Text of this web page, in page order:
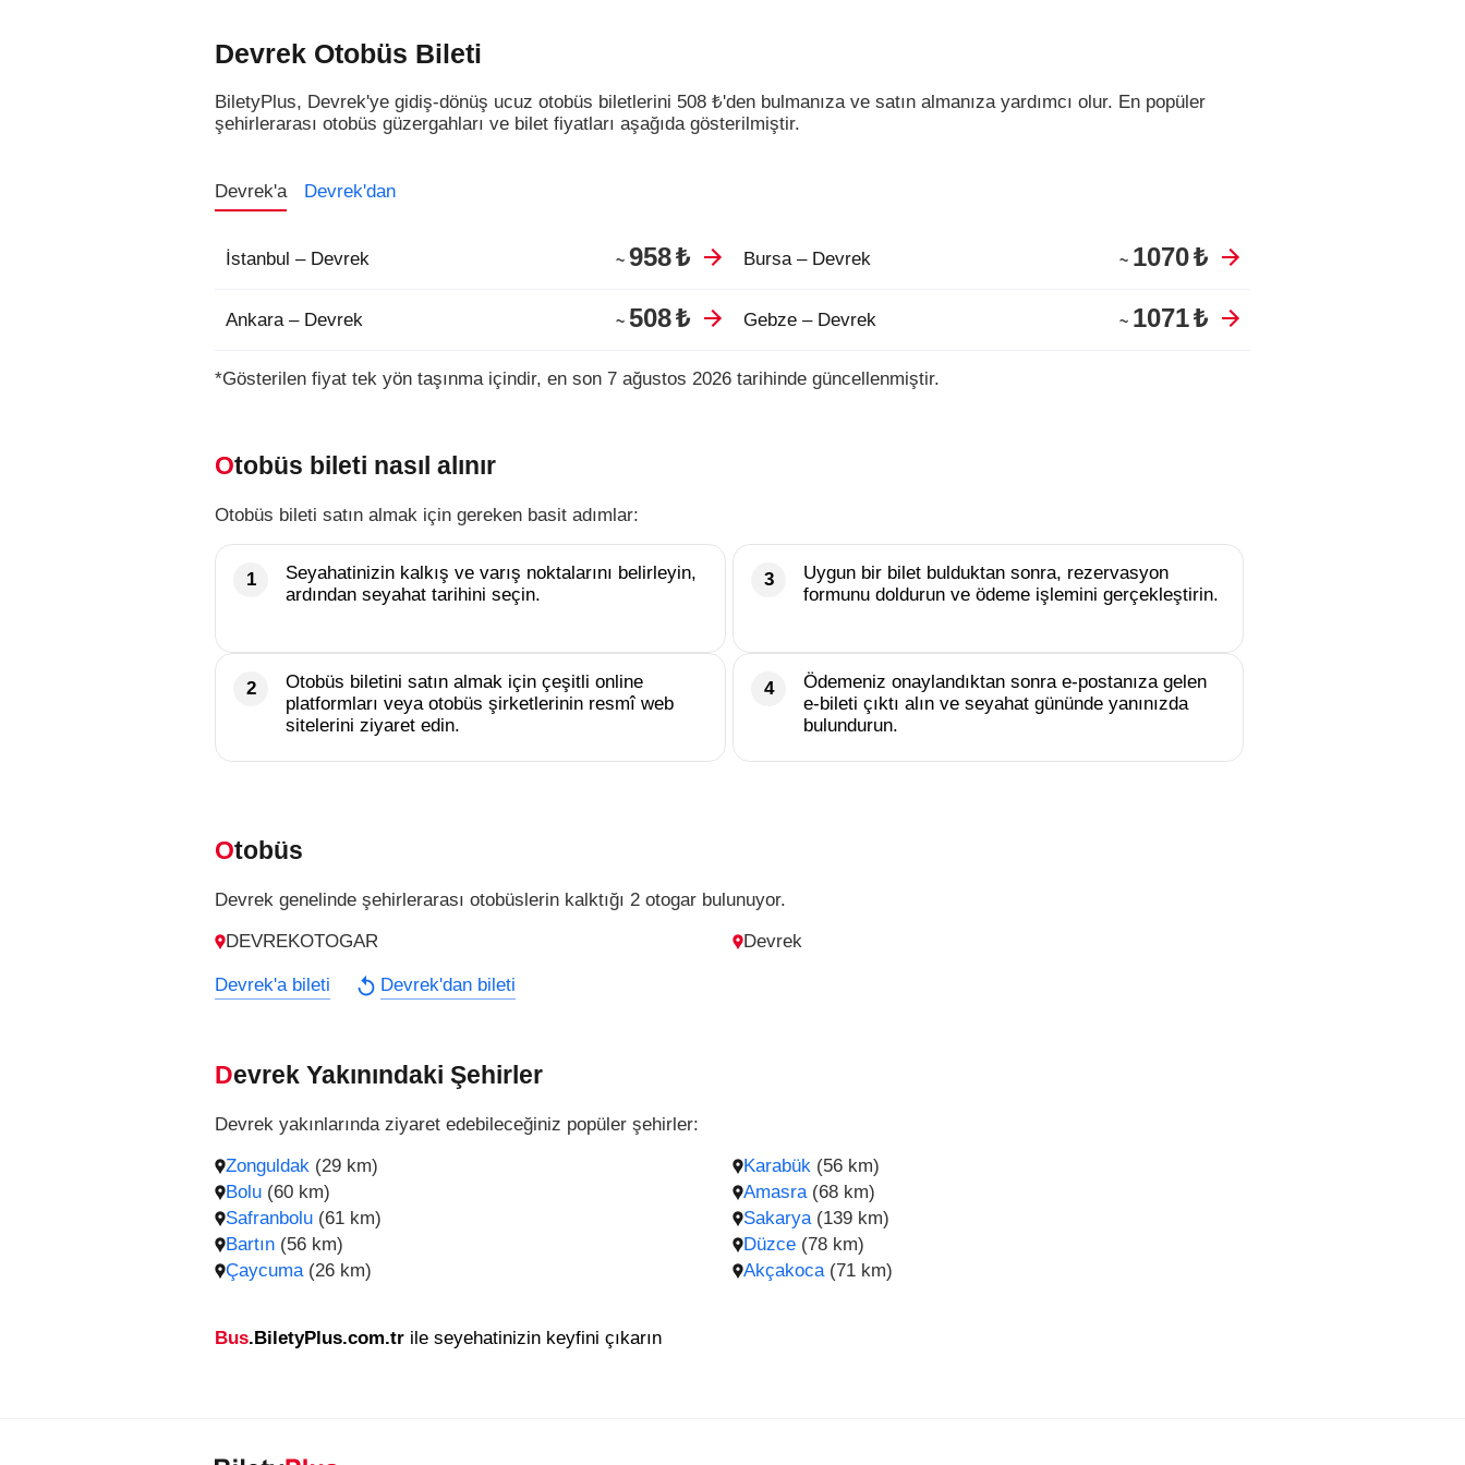
Devrek Otobüs Bileti
BiletyPlus, Devrek'ye gidiş-dönüş ucuz otobüs biletlerini 508 ₺'den bulmanıza ve satın almanıza yardımcı olur. En popüler
şehirlerarası otobüs güzergahları ve bilet fiyatları aşağıda gösterilmiştir.
Devrek'a Devrek'dan
İstanbul – Devrek ~ 958₺ Bursa – Devrek ~ 1070₺
Ankara – Devrek ~ 508₺ Gebze – Devrek ~ 1071₺
*Gösterilen fiyat tek yön taşınma içindir, en son 7 ağustos 2026 tarihinde güncellenmiştir.
Otobüs bileti nasıl alınır
Otobüs bileti satın almak için gereken basit adımlar:
Seyahatinizin kalkış ve varış noktalarını belirleyin,
ardından seyahat tarihini seçin.
Otobüs biletini satın almak için çeşitli online
platformları veya otobüs şirketlerinin resmî web
sitelerini ziyaret edin.
Uygun bir bilet bulduktan sonra, rezervasyon
formunu doldurun ve ödeme işlemini gerçekleştirin.
Ödemeniz onaylandıktan sonra e-postanıza gelen
e-bileti çıktı alın ve seyahat gününde yanınızda
bulundurun.
Otobüs
Devrek genelinde şehirlerarası otobüslerin kalktığı 2 otogar bulunuyor.
DEVREKOTOGAR
Devrek
Devrek'a bileti Devrek'dan bileti
Devrek Yakınındaki Şehirler
Devrek yakınlarında ziyaret edebileceğiniz popüler şehirler:
Zonguldak (29 km)
Sakarya(139 km)
Karabük (56 km)
Bartın (56 km)
Bolu (60 km)
Düzce (78 km)
Amasra(68 km)
Çaycuma(26 km)
Safranbolu (61 km)
Akçakoca(71 km)
Bus.BiletyPlus.com.tr ile seyehatinizin keyfini çıkarın